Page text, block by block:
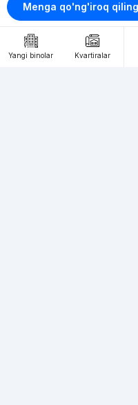
Menga qo'ng'iroq qiling
Yangi binolar Kvartiralar
loyiha haqida
Webnow © loyihasi